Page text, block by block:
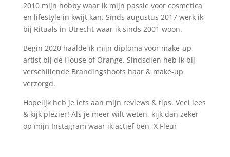
2010 mijn hobby waar ik mijn passie voor cosmetica
en lifestyle in kwijt kan. Sinds augustus 2017 werk ik
bij Rituals in Utrecht waar ik sinds 2001 woon.
Begin 2020 haalde ik mijn diploma voor make-up
artist bij de House of Orange. Sindsdien heb ik bij
verschillende Brandingshoots haar & make-up
verzorgd.
Hopelijk heb je iets aan mijn reviews & tips. Veel lees
& kijk plezier! Als je meer wilt weten, kijk dan zeker
op mijn Instagram waar ik actief ben, X Fleur